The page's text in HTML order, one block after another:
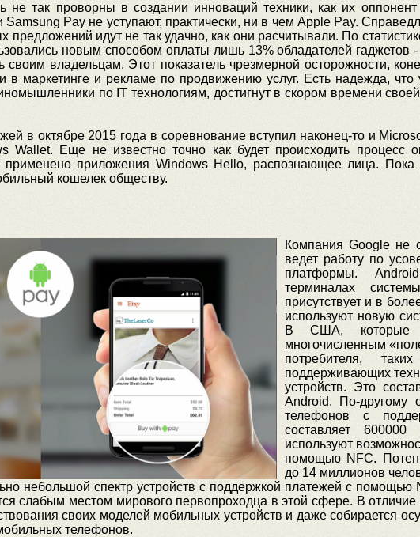
не так проворны в создании инноваций техники, как их
Pay не уступают, практически, ни в чем Apple Pay.
идут не так удачно, как они расчитывали. По
новым способом оплаты лишь 13% обладателей
своим владельцам. Этот показатель чрезмерной осторожности,
в маркетинге и рекламе по продвижению услуг. Есть надежда,
по IT технологиям, достигнут в скором времени
в октябре 2015 года в соревнование вступил наконец-то и
Wallet. Еще не известно точно как будет происходить процесс
приложения Windows Hello, распознающее лица. Пока
кошелек обществу.
Компания Google не
ведет работу по
платформы.
терминалах
присутствует и в
используют новую
В США, которые
многочисленным
потребителя,
поддерживающих
устройств. Это
Android. По-другому
телефонов с
составляет
используют
помощью NFC.
до 14 миллионов
небольшой спектр устройств с поддержкой платежей с помощью
слабым местом мирового первопроходца в этой сфере. В отличие
своих моделей мобильных устройств и даже собирается
телефонов.